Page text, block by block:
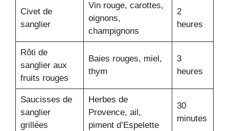
Civet de
sanglier
Vin rouge, carottes,
oignons,
champignons
2
heures
Rôti de
sanglier aux
fruits rouges
Baies rouges, miel,
thym
3
heures
Saucisses de
sanglier
grillées
Herbes de
Provence, ail,
piment d’Espelette
30
minutes